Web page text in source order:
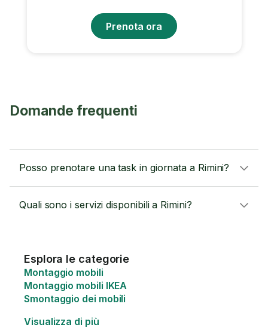
Prenota ora
Domande frequenti
Posso prenotare una task in giornata a Rimini?
Quali sono i servizi disponibili a Rimini?
Esplora le categorie
Montaggio mobili
Montaggio mobili IKEA
Smontaggio dei mobili
Visualizza di più